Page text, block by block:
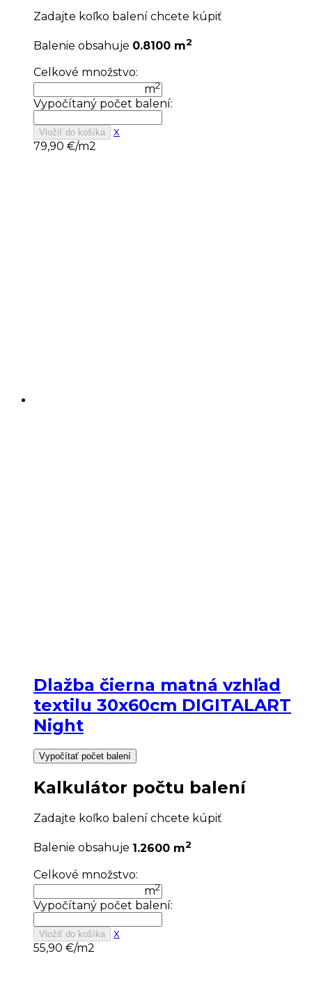
Zadajte koľko balení chcete kúpiť
Balenie obsahuje 0.8100 m2
Celkové množstvo:
m2
Vypočítaný počet balení:
Vložiť do košíka
x
79,90 €/m2
Dlažba čierna matná vzhľad
textilu 30x60cm DIGITALART
Night
Vypočítať počet balení
Kalkulátor počtu balení
Zadajte koľko balení chcete kúpiť
Balenie obsahuje 1.2600 m2
Celkové množstvo:
m2
Vypočítaný počet balení:
Vložiť do košíka
x
55,90 €/m2